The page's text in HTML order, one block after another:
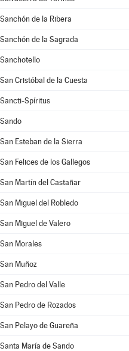
Sanchón de la Ribera
Sanchón de la Sagrada
Sanchotello
San Cristóbal de la Cuesta
Sancti-Spíritus
Sando
San Esteban de la Sierra
San Felices de los Gallegos
San Martín del Castañar
San Miguel del Robledo
San Miguel de Valero
San Morales
San Muñoz
San Pedro del Valle
San Pedro de Rozados
San Pelayo de Guareña
Santa María de Sando